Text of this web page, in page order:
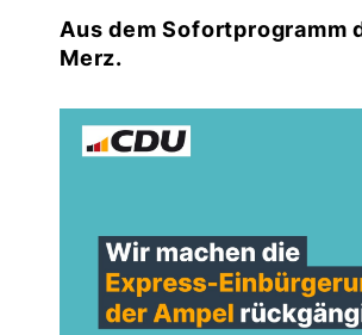
Aus dem Sofortprogramm
Merz.